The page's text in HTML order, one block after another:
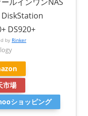
DiskStation
DS920+
by Rinker
市場
ショッピング